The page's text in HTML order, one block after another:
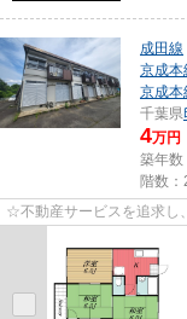
成田線
京成本
京成本
千葉県
4万円
築年数
階数：
☆不動産サービスを追求し